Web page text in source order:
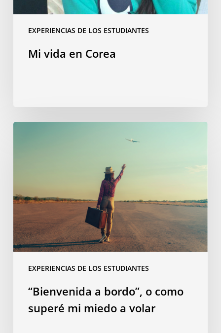
EXPERIENCIAS DE LOS ESTUDIANTES
Mi vida en Corea
EXPERIENCIAS DE LOS ESTUDIANTES
superé
mi
miedo
a
volar
“Bienvenida a bordo”, o como
superé mi miedo a volar